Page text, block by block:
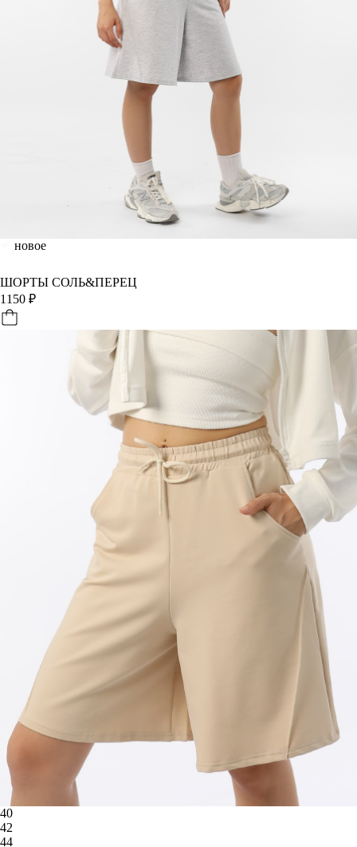
новое
ШОРТЫ СОЛЬ&ПЕРЕЦ
1150 ₽
40
42
44